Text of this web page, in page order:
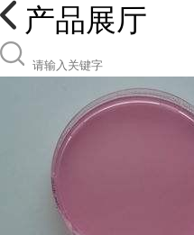
产品展厅